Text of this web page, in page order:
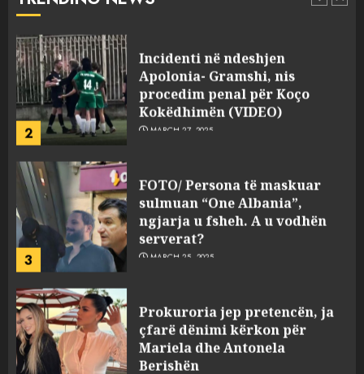
1
2
Incidenti në ndeshjen
Apolonia- Gramshi, nis
procedim penal për Koço
Kokëdhimën (VIDEO)
MARCH 27, 2025
3
FOTO/ Persona të maskuar
sulmuan “One Albania”,
ngjarja u fsheh. A u vodhën
serverat?
MARCH 25, 2025
Prokuroria jep pretencën, ja
çfarë dënimi kërkon për
Mariela dhe Antonela
Berishën